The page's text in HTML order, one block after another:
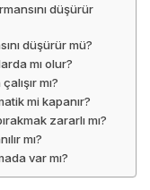
düşürür
düşürür mü?
mı olur?
mı?
mi kapanır?
zararlı mı?
mı?
var mı?